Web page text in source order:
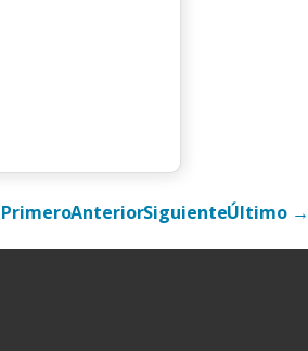
AnteriorSiguienteÚltimo →